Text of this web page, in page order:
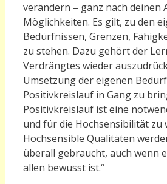
verändern – ganz nach deinen
Möglichkeiten. Es gilt, zu den
Bedürfnissen, Grenzen,
zu stehen. Dazu gehört der
Verdrängtes wieder
Umsetzung der eigenen
Positivkreislauf in Gang zu
Positivkreislauf ist eine
und für die Hochsensibilität zu
Hochsensible Qualitäten
überall gebraucht, auch wenn
allen bewusst ist.“